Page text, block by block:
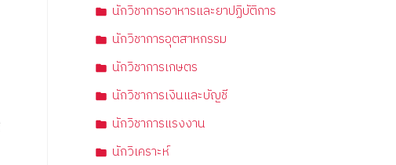
นักวิชาการอาหารและยาปฏิบัติการ
นักวิชาการอุตสาหกรรม
นักวิชาการเกษตร
นักวิชาการเงินและบัญชี
นักวิชาการแรงงาน
นักวิเคราะห์